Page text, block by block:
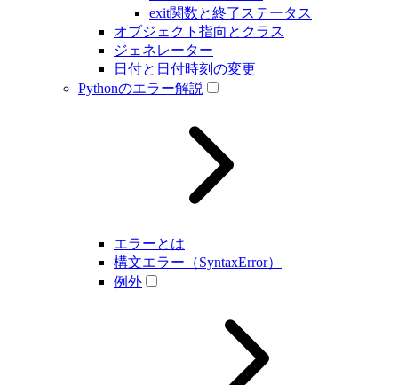
exit関数と終了ステータス
オブジェクト指向とクラス
ジェネレーター
日付と日付時刻の変更
Pythonのエラー解説
エラーとは
構文エラー（SyntaxError）
例外